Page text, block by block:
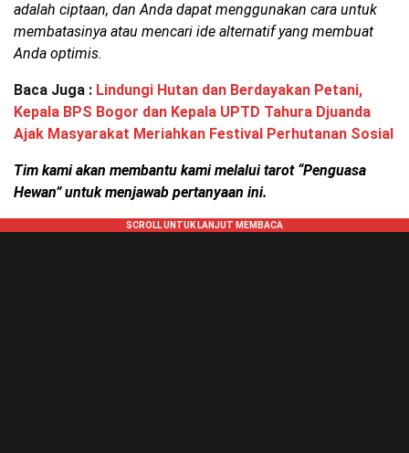
adalah ciptaan, dan Anda dapat menggunakan cara untuk
membatasinya atau mencari ide alternatif yang membuat
Anda optimis.
Baca Juga : Lindungi Hutan dan Berdayakan Petani,
Kepala BPS Bogor dan Kepala UPTD Tahura Djuanda
Ajak Masyarakat Meriahkan Festival Perhutanan Sosial
Tim kami akan membantu kami melalui tarot “Penguasa
Hewan” untuk menjawab pertanyaan ini.